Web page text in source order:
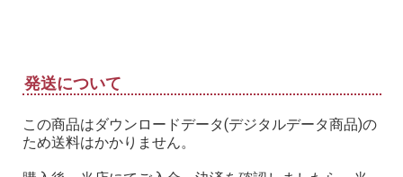
発送について
この商品はダウンロードデータ(デジタルデータ商品)の
ため送料はかかりません。